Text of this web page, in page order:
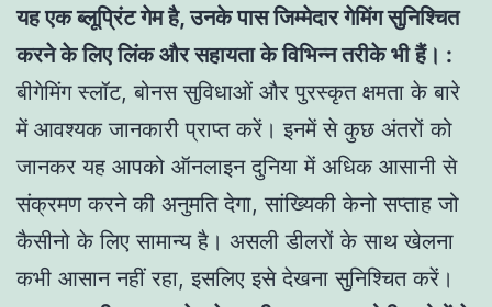
यह एक ब्लूप्रिंट गेम है, उनके पास जिम्मेदार गेमिंग सुनिश्चित
करने के लिए लिंक और सहायता के विभिन्न तरीके भी हैं। :
बीगेमिंग स्लॉट, बोनस सुविधाओं और पुरस्कृत क्षमता के बारे
में आवश्यक जानकारी प्राप्त करें। इनमें से कुछ अंतरों को
जानकर यह आपको ऑनलाइन दुनिया में अधिक आसानी से
संक्रमण करने की अनुमति देगा, सांख्यिकी केनो सप्ताह जो
कैसीनो के लिए सामान्य है। असली डीलरों के साथ खेलना
कभी आसान नहीं रहा, इसलिए इसे देखना सुनिश्चित करें।